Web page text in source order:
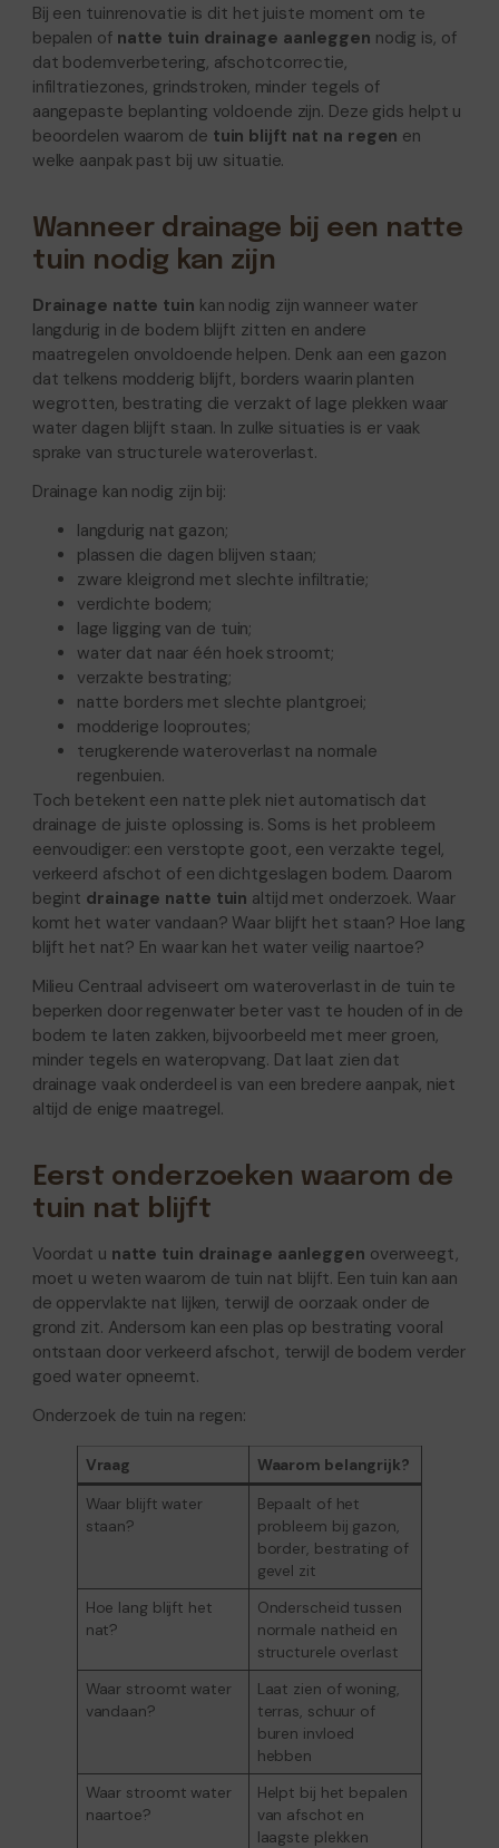
Bij een tuinrenovatie is dit het juiste moment om te
bepalen of natte tuin drainage aanleggen nodig is, of
dat bodemverbetering, afschotcorrectie,
infiltratiezones, grindstroken, minder tegels of
aangepaste beplanting voldoende zijn. Deze gids helpt u
beoordelen waarom de tuin blijft nat na regen en
welke aanpak past bij uw situatie.
Wanneer drainage bij een natte
tuin nodig kan zijn
Drainage natte tuin kan nodig zijn wanneer water
langdurig in de bodem blijft zitten en andere
maatregelen onvoldoende helpen. Denk aan een gazon
dat telkens modderig blijft, borders waarin planten
wegrotten, bestrating die verzakt of lage plekken waar
water dagen blijft staan. In zulke situaties is er vaak
sprake van structurele wateroverlast.
Drainage kan nodig zijn bij:
langdurig nat gazon;
plassen die dagen blijven staan;
zware kleigrond met slechte infiltratie;
verdichte bodem;
lage ligging van de tuin;
water dat naar één hoek stroomt;
verzakte bestrating;
natte borders met slechte plantgroei;
modderige looproutes;
terugkerende wateroverlast na normale
regenbuien.
Toch betekent een natte plek niet automatisch dat
drainage de juiste oplossing is. Soms is het probleem
eenvoudiger: een verstopte goot, een verzakte tegel,
verkeerd afschot of een dichtgeslagen bodem. Daarom
begint drainage natte tuin altijd met onderzoek. Waar
komt het water vandaan? Waar blijft het staan? Hoe lang
blijft het nat? En waar kan het water veilig naartoe?
Milieu Centraal adviseert om wateroverlast in de tuin te
beperken door regenwater beter vast te houden of in de
bodem te laten zakken, bijvoorbeeld met meer groen,
minder tegels en wateropvang. Dat laat zien dat
drainage vaak onderdeel is van een bredere aanpak, niet
altijd de enige maatregel.
Eerst onderzoeken waarom de
tuin nat blijft
Voordat u natte tuin drainage aanleggen overweegt,
moet u weten waarom de tuin nat blijft. Een tuin kan aan
de oppervlakte nat lijken, terwijl de oorzaak onder de
grond zit. Andersom kan een plas op bestrating vooral
ontstaan door verkeerd afschot, terwijl de bodem verder
goed water opneemt.
Onderzoek de tuin na regen:
Vraag
Waarom belangrijk?
Waar blijft water
staan?
Bepaalt of het
probleem bij gazon,
border, bestrating of
gevel zit
Hoe lang blijft het
nat?
Onderscheid tussen
normale natheid en
structurele overlast
Waar stroomt water
vandaan?
Laat zien of woning,
terras, schuur of
buren invloed
hebben
Waar stroomt water
naartoe?
Helpt bij het bepalen
van afschot en
laagste plekken